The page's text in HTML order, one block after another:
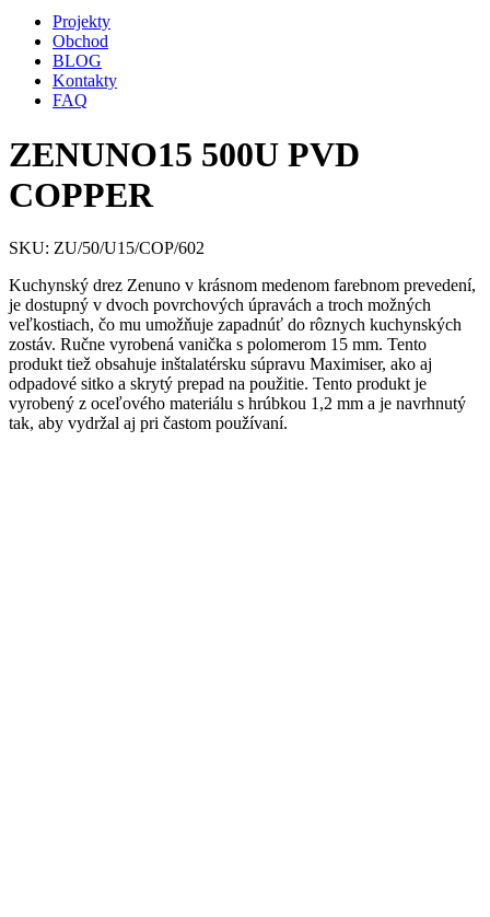
Projekty
Obchod
BLOG
Kontakty
FAQ
ZENUNO15 500U PVD
COPPER
SKU: ZU/50/U15/COP/602
Kuchynský drez Zenuno v krásnom medenom farebnom prevedení,
je dostupný v dvoch povrchových úpravách a troch možných
veľkostiach, čo mu umožňuje zapadnúť do rôznych kuchynských
zostáv. Ručne vyrobená vanička s polomerom 15 mm. Tento
produkt tiež obsahuje inštalatérsku súpravu Maximiser, ako aj
odpadové sitko a skrytý prepad na použitie. Tento produkt je
vyrobený z oceľového materiálu s hrúbkou 1,2 mm a je navrhnutý
tak, aby vydržal aj pri častom používaní.